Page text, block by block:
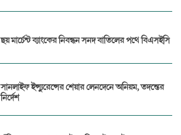
ছয় মার্চেন্ট ব্যাংকের নিবন্ধন সনদ বাতিলের পথে বিএসইসি
সানলাইফ ইন্স্যুরেন্সের শেয়ার লেনদেনে অনিয়ম, তদন্তের
নির্দেশ